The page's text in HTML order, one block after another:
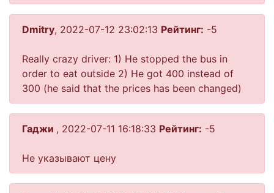
Dmitry, 2022-07-12 23:02:13 Рейтинг: -5
Really crazy driver: 1) He stopped the bus in
order to eat outside 2) He got 400 instead of
300 (he said that the prices has been changed)
Гаджи , 2022-07-11 16:18:33 Рейтинг: -5
Не указывают цену